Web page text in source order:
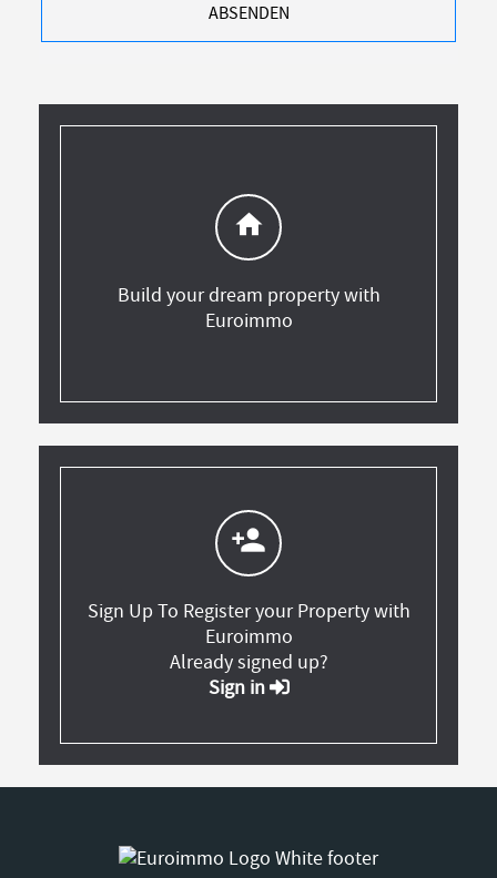
ABSENDEN
home
Build your dream property with
Euroimmo
person_add
Sign Up To Register your Property with
Euroimmo
Already signed up?
Sign in